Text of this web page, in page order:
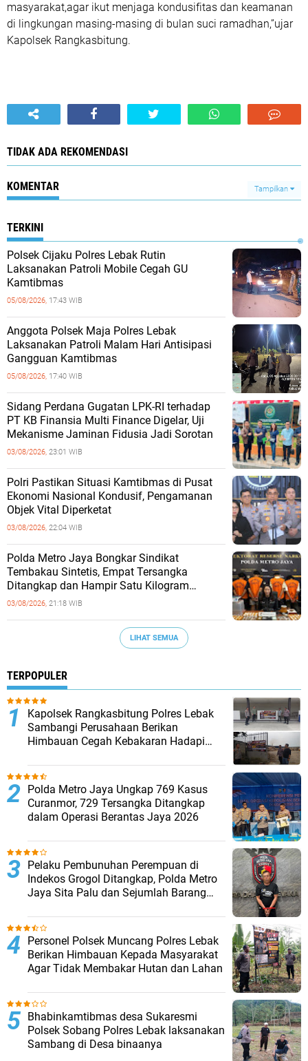
masyarakat,agar ikut menjaga kondusifitas dan keamanan
di lingkungan masing-masing di bulan suci ramadhan,”ujar
Kapolsek Rangkasbitung.
TIDAK ADA REKOMENDASI
KOMENTAR Tampilkan
TERKINI
Polsek Cijaku Polres Lebak Rutin
Laksanakan Patroli Mobile Cegah GU
Kamtibmas
05/08/2026, 17:43 WIB
Anggota Polsek Maja Polres Lebak
Laksanakan Patroli Malam Hari Antisipasi
Gangguan Kamtibmas
05/08/2026, 17:40 WIB
Sidang Perdana Gugatan LPK-RI terhadap
PT KB Finansia Multi Finance Digelar, Uji
Mekanisme Jaminan Fidusia Jadi Sorotan
03/08/2026, 23:01 WIB
‎Polri Pastikan Situasi Kamtibmas di Pusat
Ekonomi Nasional Kondusif, Pengamanan
Objek Vital Diperketat
03/08/2026, 22:04 WIB
‎Polda Metro Jaya Bongkar Sindikat
Tembakau Sintetis, Empat Tersangka
Ditangkap dan Hampir Satu Kilogram
Barang Bukti Disita
03/08/2026, 21:18 WIB
LIHAT SEMUA
TERPOPULER
Kapolsek Rangkasbitung Polres Lebak
Sambangi Perusahaan Berikan
Himbauan Cegah Kebakaran Hadapi
Polda Metro Jaya Ungkap 769 Kasus
Curanmor, 729 Tersangka Ditangkap
dalam Operasi Berantas Jaya 2026‎
Pelaku Pembunuhan Perempuan di
Indekos Grogol Ditangkap, Polda Metro
Jaya Sita Palu dan Sejumlah Barang
Personel Polsek Muncang Polres Lebak
Berikan Himbauan Kepada Masyarakat
Agar Tidak Membakar Hutan dan Lahan
Bhabinkamtibmas desa Sukaresmi
Polsek Sobang Polres Lebak laksanakan
Sambang di Desa binaanya